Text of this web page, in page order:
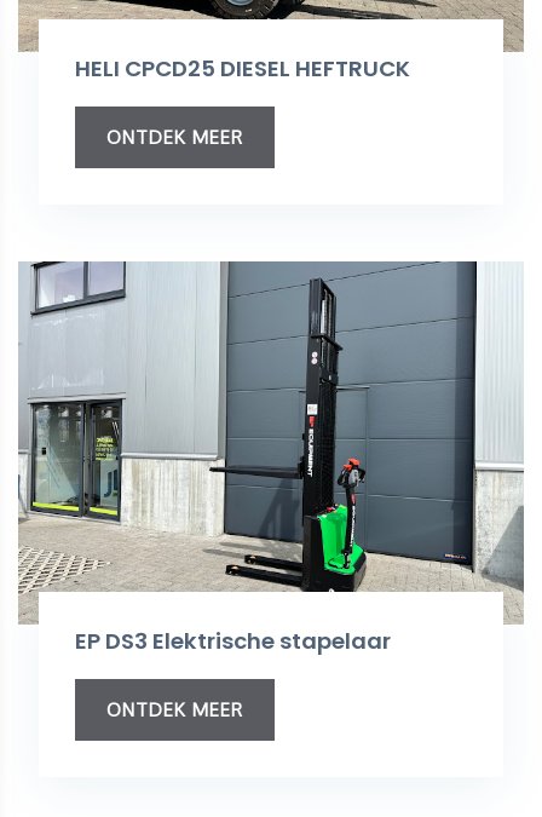
HELI CPCD25 DIESEL HEFTRUCK
ONTDEK MEER
EP DS3 Elektrische stapelaar
ONTDEK MEER